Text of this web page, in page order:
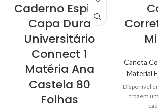
Caderno Espiral
Capa Dura
Universitário
Connect 1
Matéria Ana
Castela 80
Folhas
Caneta
Material
Disponível
trazem